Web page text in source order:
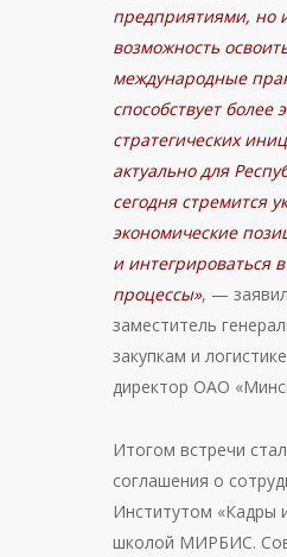
предприятиями, но
возможность
международные
способствует
стратегических
актуально для
сегодня стремится
экономические
и интегрироваться
процессы», — заявил
заместитель
закупкам и
директор ОАО
Итогом встречи
соглашения о
Институтом «Кадры
школой МИРБИС.